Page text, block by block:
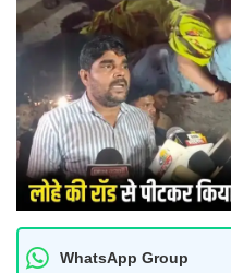
WhatsApp Group